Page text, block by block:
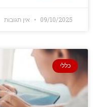
09/10/2025 אין תגובות
כללי